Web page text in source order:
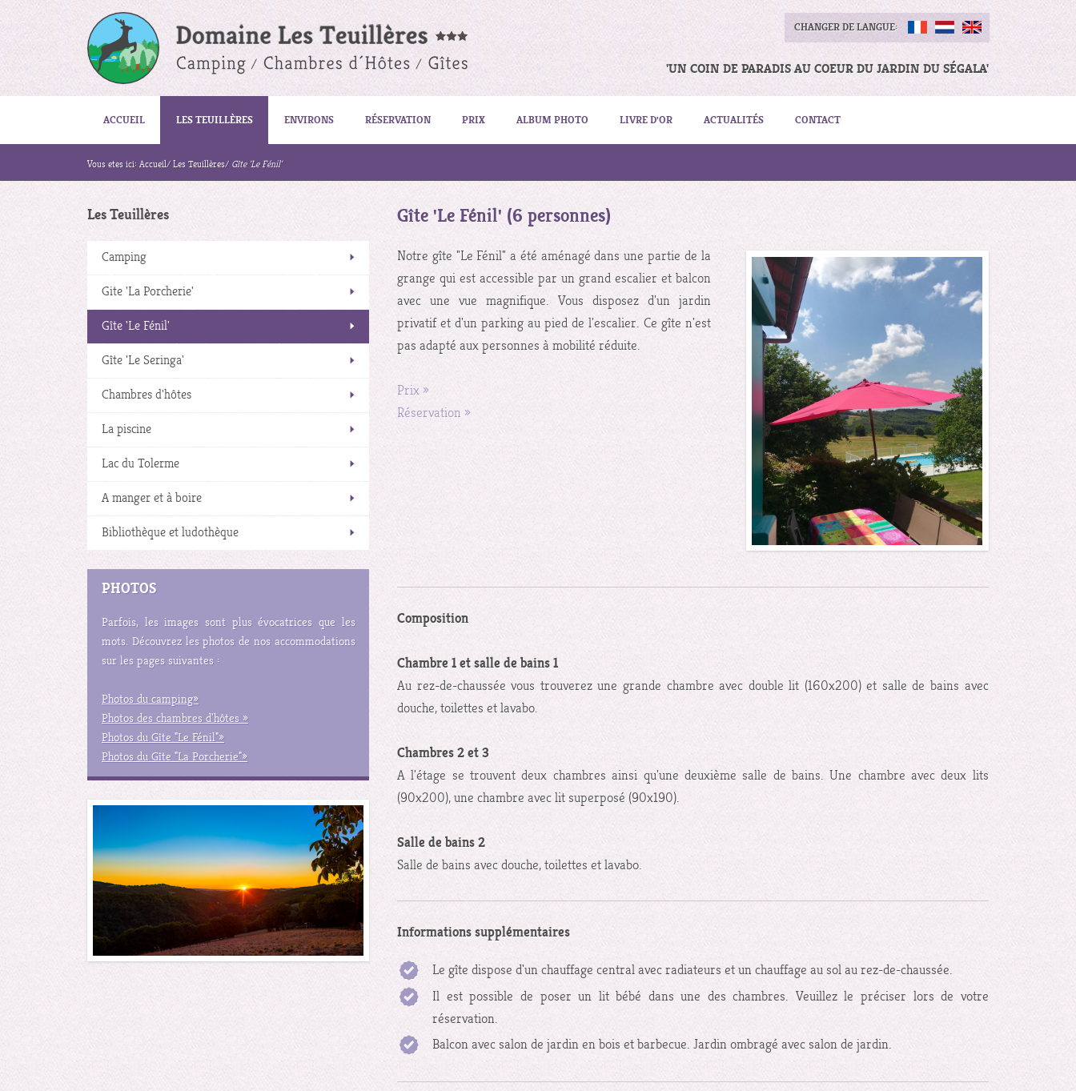
CHANGER DE LANGUE:
'UN COIN DE PARADIS AU COEUR DU JARDIN DU SÉGALA'
ACCUEIL LES TEUILLÈRES ENVIRONS RÉSERVATION PRIX ALBUM PHOTO LIVRE D'OR ACTUALITÉS CONTACT
Vous etes ici:Accueil/Les Teuillères/ Gîte 'Le Fénil'
Gîte 'Le Fénil' (6 personnes)
Notre gîte "Le Fénil" a été aménagé dans une partie de la
grange qui est accessible par un grand escalier et balcon
avec une vue magnifique. Vous disposez d'un jardin
privatif et d'un parking au pied de l'escalier. Ce gîte n'est
pas adapté aux personnes à mobilité réduite.
Prix »
Réservation »
Composition
Chambre 1 et salle de bains 1
Au rez-de-chaussée vous trouverez une grande chambre avec double lit (160x200) et salle de bains avec
douche, toilettes et lavabo.
Chambres 2 et 3
A l'étage se trouvent deux chambres ainsi qu'une deuxième salle de bains. Une chambre avec deux lits
(90x200), une chambre avec lit superposé (90x190).
Salle de bains 2
Salle de bains avec douche, toilettes et lavabo.
Informations supplémentaires
Le gîte dispose d'un chauffage central avec radiateurs et un chauffage au sol au rez-de-chaussée.
Il est possible de poser un lit bébé dans une des chambres. Veuillez le préciser lors de votre
réservation.
Balcon avec salon de jardin en bois et barbecue. Jardin ombragé avec salon de jardin.
Les Teuillères
Camping
Gite 'La Porcherie'
Gîte 'Le Fénil'
Gîte 'Le Seringa'
Chambres d'hôtes
La piscine
Lac du Tolerme
A manger et à boire
Bibliothèque et ludothèque
PHOTOS
Parfois, les images sont plus évocatrices que les
mots. Découvrez les photos de nos accommodations
sur les pages suivantes :
Photos du camping »
Photos des chambres d'hôtes »
Photos du Gîte "Le Fénil" »
Photos du Gîte "La Porcherie" »